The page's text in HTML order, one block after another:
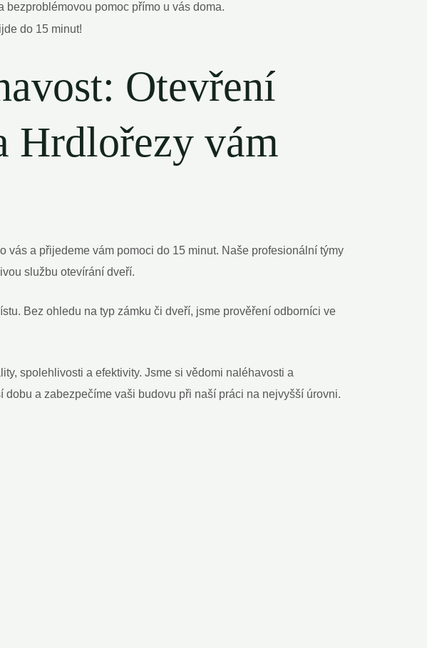
bezproblémovou pomoc přímo u vás doma.
Otevření
Hrdlořezy vám
a přijedeme vám pomoci do 15 minut. Naše profesionální týmy
službu otevírání dveří.
Bez ohledu na typ zámku či dveří, jsme prověření odborníci ve
spolehlivosti a efektivity. Jsme si vědomi naléhavosti a
a zabezpečíme vaši budovu při naší práci na nejvyšší úrovni.